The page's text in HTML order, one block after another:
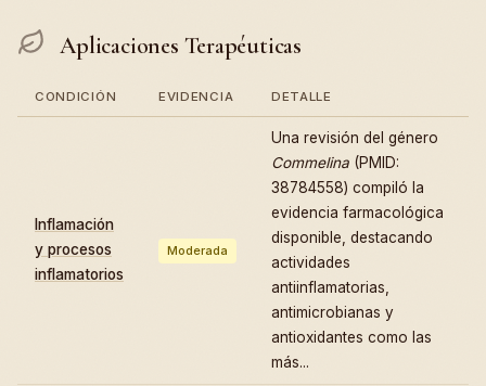
Aplicaciones Terapéuticas
CONDICIÓN EVIDENCIA DETALLE
Inflamación
y procesos
inflamatorios
Moderada
Una revisión del género
Commelina (PMID:
38784558) compiló la
evidencia farmacológica
disponible, destacando
actividades
antiinflamatorias,
antimicrobianas y
antioxidantes como las
más...